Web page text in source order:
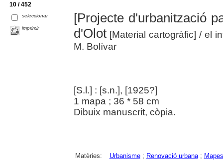
10 / 452
seleccionar
imprimir
[Projecte d'urbanització
d'Olot[Material cartogràfic] / el
M. Bolívar
[S.l.] : [s.n.], [1925?]
1 mapa ; 36 * 58 cm
Dibuix manuscrit, còpia.
Matèries: Urbanisme; Renovació urbana;